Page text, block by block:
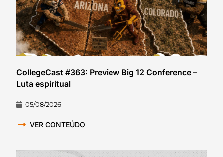
CollegeCast #363: Preview Big 12 Conference –
Luta espiritual
05/08/2026
VER CONTEÚDO